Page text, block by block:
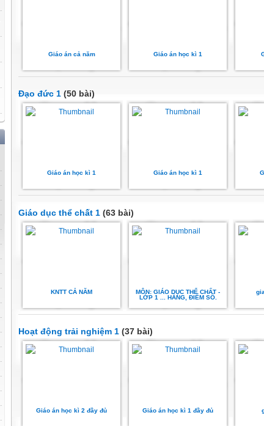
Giáo án cả năm Giáo án học kì 1
Đạo đức 1 (50 bài)
Giáo án học kì 1 Giáo án học kì 1
Giáo dục thể chất 1 (63 bài)
KNTT CẢ NĂM
MÔN: GIÁO DỤC THỂ CHẤT -
LỚP 1 ... HÀNG, ĐIỂM SỐ.
Hoạt động trải nghiệm 1 (37 bài)
Giáo án học kì 2 đầy đủ Giáo án học kì 1 đầy đủ